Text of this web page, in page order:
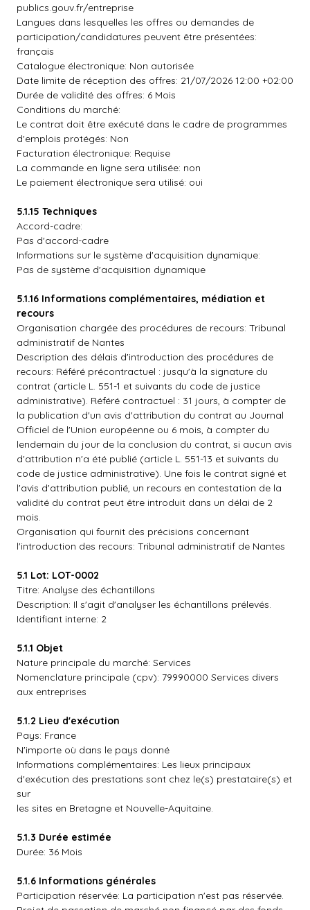
publics.gouv.fr/entreprise
Langues dans lesquelles les offres ou demandes de
participation/candidatures peuvent être présentées:
français
Catalogue électronique: Non autorisée
Date limite de réception des offres: 21/07/2026 12:00 +02:00
Durée de validité des offres: 6 Mois
Conditions du marché:
Le contrat doit être exécuté dans le cadre de programmes
d'emplois protégés: Non
Facturation électronique: Requise
La commande en ligne sera utilisée: non
Le paiement électronique sera utilisé: oui
5.1.15 Techniques
Accord-cadre:
Pas d'accord-cadre
Informations sur le système d'acquisition dynamique:
Pas de système d'acquisition dynamique
5.1.16 Informations complémentaires, médiation et
recours
Organisation chargée des procédures de recours: Tribunal
administratif de Nantes
Description des délais d'introduction des procédures de
recours: Référé précontractuel : jusqu'à la signature du
contrat (article L. 551-1 et suivants du code de justice
administrative). Référé contractuel : 31 jours, à compter de
la publication d'un avis d'attribution du contrat au Journal
Officiel de l'Union européenne ou 6 mois, à compter du
lendemain du jour de la conclusion du contrat, si aucun avis
d'attribution n'a été publié (article L. 551-13 et suivants du
code de justice administrative). Une fois le contrat signé et
l'avis d'attribution publié, un recours en contestation de la
validité du contrat peut être introduit dans un délai de 2
mois.
Organisation qui fournit des précisions concernant
l'introduction des recours: Tribunal administratif de Nantes
5.1 Lot: LOT-0002
Titre: Analyse des échantillons
Description: Il s'agit d'analyser les échantillons prélevés.
Identifiant interne: 2
5.1.1 Objet
Nature principale du marché: Services
Nomenclature principale (cpv): 79990000 Services divers
aux entreprises
5.1.2 Lieu d'exécution
Pays: France
N'importe où dans le pays donné
Informations complémentaires: Les lieux principaux
d'exécution des prestations sont chez le(s) prestataire(s) et
sur
les sites en Bretagne et Nouvelle-Aquitaine.
5.1.3 Durée estimée
Durée: 36 Mois
5.1.6 Informations générales
Participation réservée: La participation n'est pas réservée.